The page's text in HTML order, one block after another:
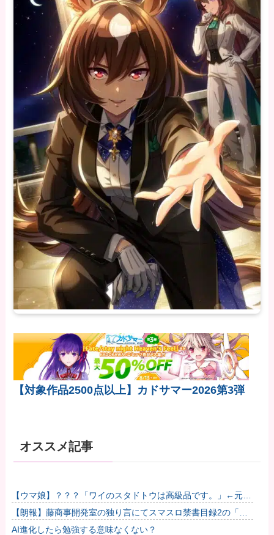
【対象作品2500点以上】カドサマー2026第3弾
オススメ記事
【ウマ娘】？？？「ワイのスタドトウは高級品です。」←元気
出せよ他
【朗報】藤商事開発室の独り言にてスマスロ禁書目録2の「隠
しボイス」&「隠し楽曲（telepath/Real）」解...
AI進化したら勉強する意味なくない？